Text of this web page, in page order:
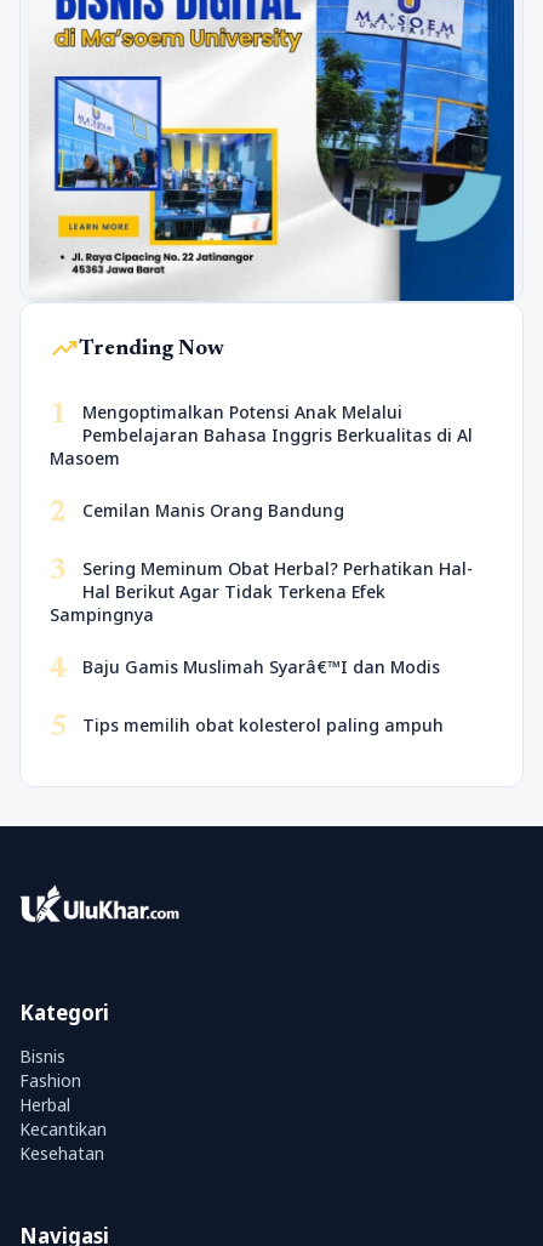
trending_upTrending Now
1
Mengoptimalkan Potensi Anak Melalui
Pembelajaran Bahasa Inggris Berkualitas di Al
Masoem
2 Cemilan Manis Orang Bandung
3
Sering Meminum Obat Herbal? Perhatikan Hal-
Hal Berikut Agar Tidak Terkena Efek
Sampingnya
4 Baju Gamis Muslimah Syarâ€™I dan Modis
5 Tips memilih obat kolesterol paling ampuh
Kategori
Bisnis
Fashion
Herbal
Kecantikan
Kesehatan
Navigasi